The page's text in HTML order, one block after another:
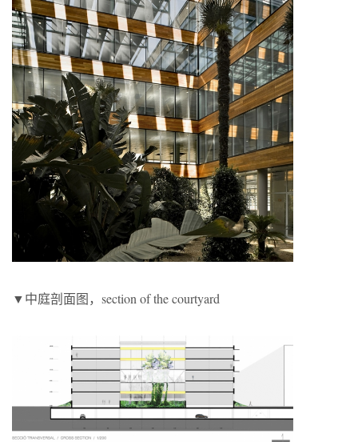
▼中庭剖面图，section of the courtyard